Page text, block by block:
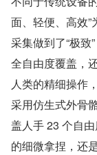
面、轻便、高效
采集做到了“极致
全自由度覆盖，
人类的精细操作
采用仿生式外骨
盖人手 23 个自
的细微拿捏，还